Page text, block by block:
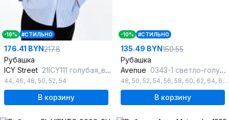
-19% #СТИЛЬНО
176.41 BYN217.8
Рубашка
ICY Street 21ICY111 голубая_в_полоску
44, 46, 48, 50, 52, 54
В корзину
-10% #СТИЛЬНО
135.49 BYN150.55
Рубашка
Avenue 0343-1 светло-голубой
48, 50, 52, 54, 56, 58, 60, 62, 64, 66 ,
В корзину